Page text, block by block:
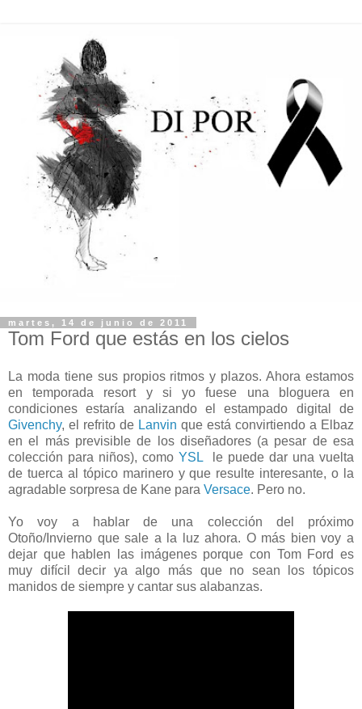
martes, 14 de junio de 2011
Tom Ford que estás en los cielos
La moda tiene sus propios ritmos y plazos. Ahora estamos
en temporada resort y si yo fuese una bloguera en
condiciones estaría analizando el estampado digital de
Givenchy, el refrito de Lanvin que está convirtiendo a Elbaz
en el más previsible de los diseñadores (a pesar de esa
colección para niños), como YSLle puede dar una vuelta
de tuerca al tópico marinero y que resulte interesante, o la
agradable sorpresa de Kane para Versace. Pero no.
Yo voy a hablar de una colección del próximo
Otoño/Invierno que sale a la luz ahora. O más bien voy a
dejar que hablen las imágenes porque con Tom Ford es
muy difícil decir ya algo más que no sean los tópicos
manidos de siempre y cantar sus alabanzas.